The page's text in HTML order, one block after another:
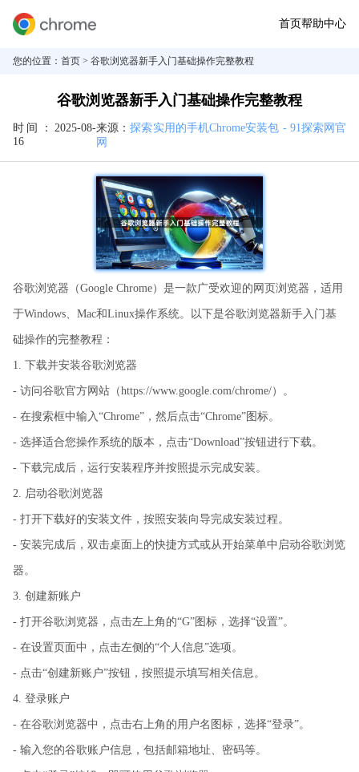
首页帮助中心
您的位置： 首页 > 谷歌浏览器新手入门基础操作完整教程
谷歌浏览器新手入门基础操作完整教程
时间： 2025-08-
16
来源：探索实用的手机Chrome安装包 - 91探索网官
网
谷歌浏览器（Google Chrome）是一款广受欢迎的网页浏览器，适用
于Windows、Mac和Linux操作系统。以下是谷歌浏览器新手入门基
础操作的完整教程：
1. 下载并安装谷歌浏览器
- 访问谷歌官方网站（https://www.google.com/chrome/）。
- 在搜索框中输入“Chrome”，然后点击“Chrome”图标。
- 选择适合您操作系统的版本，点击“Download”按钮进行下载。
- 下载完成后，运行安装程序并按照提示完成安装。
2. 启动谷歌浏览器
- 打开下载好的安装文件，按照安装向导完成安装过程。
- 安装完成后，双击桌面上的快捷方式或从开始菜单中启动谷歌浏览
器。
3. 创建新账户
- 打开谷歌浏览器，点击左上角的“G”图标，选择“设置”。
- 在设置页面中，点击左侧的“个人信息”选项。
- 点击“创建新账户”按钮，按照提示填写相关信息。
4. 登录账户
- 在谷歌浏览器中，点击右上角的用户名图标，选择“登录”。
- 输入您的谷歌账户信息，包括邮箱地址、密码等。